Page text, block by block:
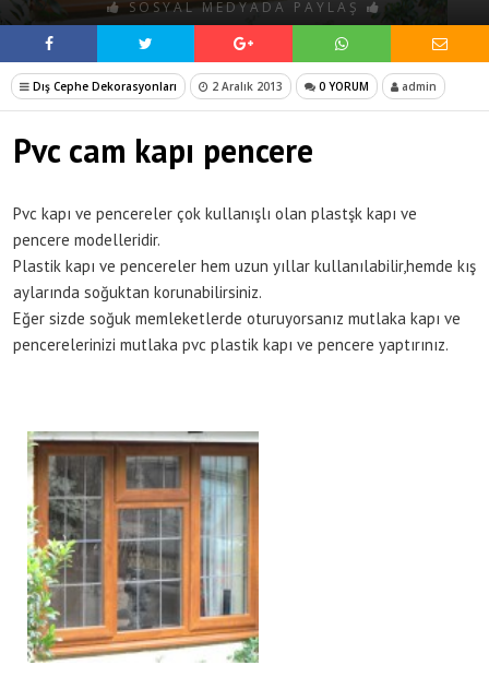
SOSYAL MEDYADA PAYLAŞ
Dış Cephe Dekorasyonları 2 Aralık 2013 0 YORUM admin
Pvc cam kapı pencere
Pvc kapı ve pencereler çok kullanışlı olan plastşk kapı ve
pencere modelleridir.
Plastik kapı ve pencereler hem uzun yıllar kullanılabilir,hemde kış
aylarında soğuktan korunabilirsiniz.
Eğer sizde soğuk memleketlerde oturuyorsanız mutlaka kapı ve
pencerelerinizi mutlaka pvc plastik kapı ve pencere yaptırınız.